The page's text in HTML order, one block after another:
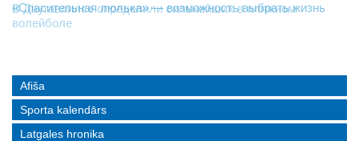
В Даугавпилсе определили сильнейших в пляжном
волейболе
«Спасительная люлька» — возможность выбрать жизнь
Новое поколение пограничников: Даугавпилсское
управление пополнили молодые специалисты
Afiša
Sporta kalendārs
Latgales hronika